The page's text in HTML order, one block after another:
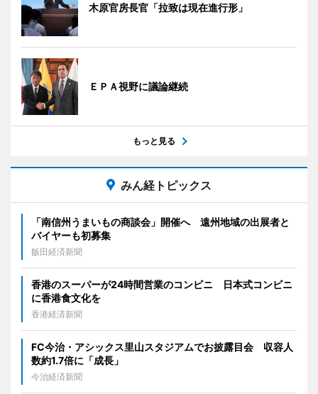
木原官房長官「拉致は現在進行形」
ＥＰＡ視野に議論継続
もっと見る
みん経トピックス
「南信州うまいもの商談会」開催へ 遠州地域の出展者と
バイヤーも初募集
飯田経済新聞
香港のスーパーが24時間営業のコンビニ 日本式コンビニ
に香港食文化を
香港経済新聞
FC今治・アシックス里山スタジアムでお披露目会 収容人
数約1.7倍に「成長」
今治経済新聞